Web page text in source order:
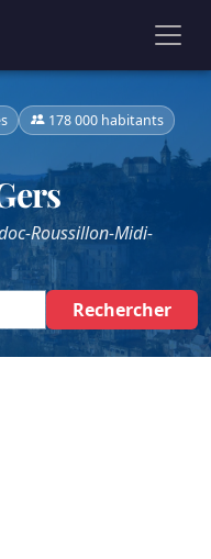
178 000 habitants
Roussillon-Midi-
Rechercher